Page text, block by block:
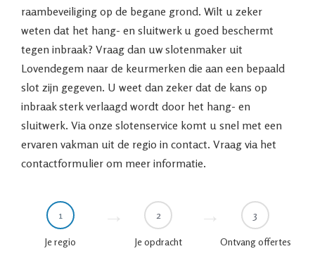
raambeveiliging op de begane grond. Wilt u zeker
weten dat het hang- en sluitwerk u goed beschermt
tegen inbraak? Vraag dan uw slotenmaker uit
Lovendegem naar de keurmerken die aan een bepaald
slot zijn gegeven. U weet dan zeker dat de kans op
inbraak sterk verlaagd wordt door het hang- en
sluitwerk. Via onze slotenservice komt u snel met een
ervaren vakman uit de regio in contact. Vraag via het
contactformulier om meer informatie.
1
Je regio
2
Je opdracht
3
Ontvang offertes